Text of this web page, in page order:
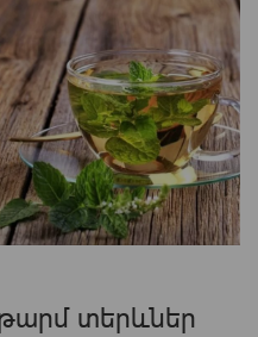
տերևներ